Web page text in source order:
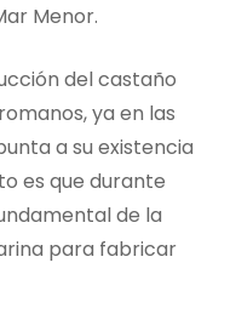
Menor.
del castaño
ya en las
a su existencia
es que durante
de la
para fabricar